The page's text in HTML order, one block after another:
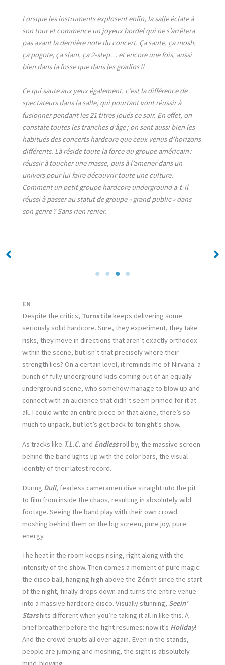
Lorsque les instruments explosent enfin, la salle éclate à
son tour et commence un joyeux bordel qui ne s’arrêtera
pas avant la dernière note du concert. Ça saute, ça mosh,
ça pogote, ça slam, ça 2-step… et encore une fois, aussi
bien dans la fosse que dans les gradins !!
Ce qui saute aux yeux également, c’est la différence de
spectateurs dans la salle, qui pourtant vont réussir à
fusionner pendant les 21 titres joués ce soir. En effet, on
constate toutes les tranches d’âge ; on sent aussi bien les
habitués des concerts hardcore que ceux venus d’horizons
différents. Là réside toute la force du groupe américain :
réussir à toucher une masse, puis à l’amener dans un
univers pour lui faire découvrir toute une culture.
Comment un petit groupe hardcore underground a-t-il
réussi à passer au statut de groupe « grand public » dans
son genre ? Sans rien renier.
EN
Despite the critics, Turnstilekeeps delivering some
seriously solid hardcore. Sure, they experiment, they take
risks, they move in directions that aren’t exactly orthodox
within the scene, but isn’t that precisely where their
strength lies? On a certain level, it reminds me of Nirvana: a
bunch of fully underground kids coming out of an equally
underground scene, who somehow manage to blow up and
connect with an audience that didn’t seem primed for it at
all. I could write an entire piece on that alone, there’s so
much to unpack, but let’s get back to tonight’s show.
As tracks like T.L.C. and Endlessroll by, the massive screen
behind the band lights up with the color bars, the visual
identity of their latest record.
During Dull, fearless cameramen dive straight into the pit
to film from inside the chaos, resulting in absolutely wild
footage. Seeing the band play with their own crowd
moshing behind them on the big screen, pure joy, pure
energy.
The heat in the room keeps rising, right along with the
intensity of the show. Then comes a moment of pure magic:
the disco ball, hanging high above the Zénith since the start
of the night, finally drops down and turns the entire venue
into a massive hardcore disco. Visually stunning, Seein’
Starshits different when you’re taking it all in like this. A
brief breather before the fight resumes: now it’s Holiday!
And the crowd erupts all over again. Even in the stands,
people are jumping and moshing, the sight is absolutely